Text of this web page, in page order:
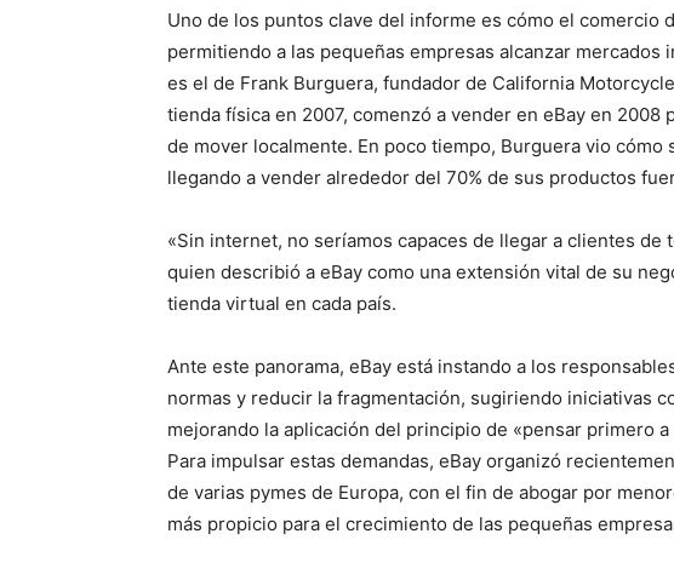
Uno de los puntos clave del informe es cómo el comercio
permitiendo a las pequeñas empresas alcanzar
es el de Frank Burguera, fundador de California
tienda física en 2007, comenzó a vender en eBay en
de mover localmente. En poco tiempo, Burguera vio cómo
llegando a vender alrededor del 70% de sus productos
«Sin internet, no seríamos capaces de llegar a clientes de
quien describió a eBay como una extensión vital de su
tienda virtual en cada país.
Ante este panorama, eBay está instando a los
normas y reducir la fragmentación, sugiriendo iniciativas
mejorando la aplicación del principio de «pensar primero
Para impulsar estas demandas, eBay organizó
de varias pymes de Europa, con el fin de abogar por
más propicio para el crecimiento de las pequeñas